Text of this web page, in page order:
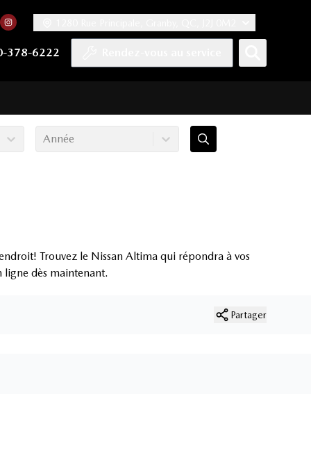
378-6222
Twitter
chaîne YouTube
notre compte Tiktok
vers notre compte LinkedIn
Lien vers notre compte Instagram
Année
Trouvez le Nissan Altima qui répondra à vos
ligne dès maintenant.
Partager